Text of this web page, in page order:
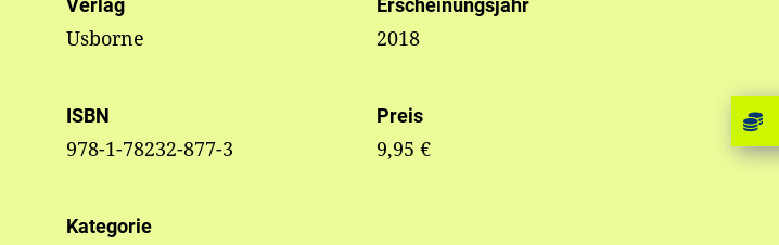
Verlag
Usborne
Erscheinungsjahr
2018
ISBN
978-1-78232-877-3
Preis
9,95 €
Kategorie